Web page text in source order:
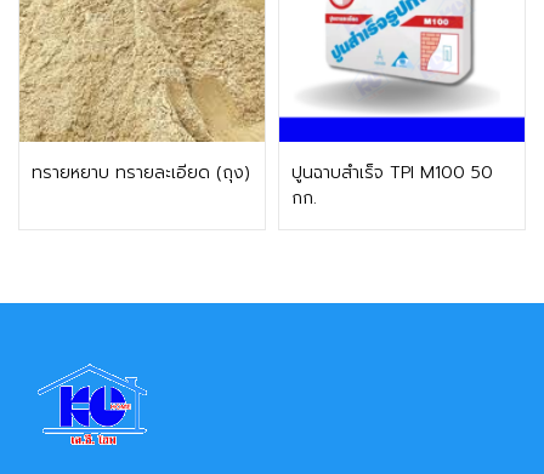
ทรายหยาบ ทรายละเอียด (ถุง)
ติดต่อฝ่ายขาย
ปูนฉาบสำเร็จ TPI M100 50
กก.
ติดต่อฝ่ายขาย